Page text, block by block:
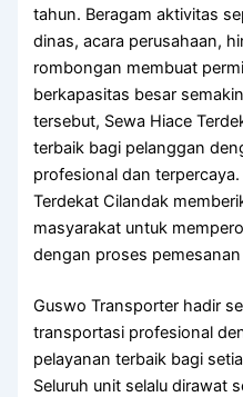
tahun. Beragam aktivitas
dinas, acara perusahaan,
rombongan membuat
berkapasitas besar
tersebut, Sewa Hiace
terbaik bagi pelanggan
profesional dan
Terdekat Cilandak
masyarakat untuk
dengan proses
Guswo Transporter hadir
transportasi profesional
pelayanan terbaik bagi
Seluruh unit selalu dirawat